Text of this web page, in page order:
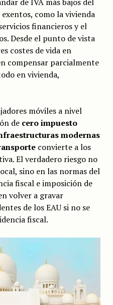
como la vivienda
financieros y el
Desde el punto de vista
costes de vida en
compensar parcialmente
en vivienda,
móviles a nivel
de cero impuesto
modernas
convierte a los
El verdadero riesgo no
sino en las normas del
fiscal e imposición de
volver a gravar
de los EAU si no se
fiscal.